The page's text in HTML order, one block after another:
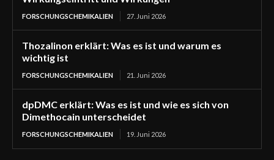
FORSCHUNGSCHEMIKALIEN 27. Juni 2026
Thozalinon erklärt: Was es ist und warum es
wichtig ist
FORSCHUNGSCHEMIKALIEN 21. Juni 2026
dpDMC erklärt: Was es ist und wie es sich von
Dimethocain unterscheidet
FORSCHUNGSCHEMIKALIEN 19. Juni 2026